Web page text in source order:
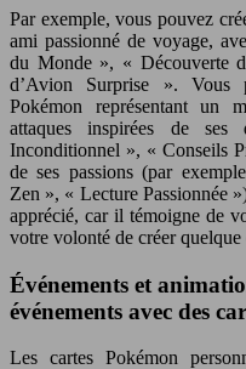
Par exemple, vous pouvez
ami passionné de voyage,
du Monde », « Découverte
d’Avion Surprise ». Vous
Pokémon représentant un
attaques inspirées de
Inconditionnel », « Conseils
de ses passions (par
Zen », « Lecture Passionnée
apprécié, car il témoigne de
votre volonté de créer quelque
Événements et
événements avec des
Les cartes Pokémon